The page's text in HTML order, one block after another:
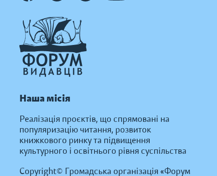
Наша місія
Реалізація проєктів, що спрямовані на
популяризацію читання, розвиток
книжкового ринку та підвищення
культурного і освітнього рівня суспільства
Copyright© Громадська організація «Форум